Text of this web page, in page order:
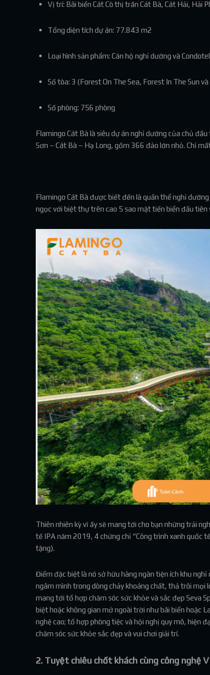
Vị trí: Bãi biển Cát Cò thị trấn Cát Bà, Cát Hải, Hải
Tổng diện tích dự án: 77.843 m2
Loại hình sản phẩm: Căn hộ nghỉ dưỡng và Condotel
Số tòa: 3 (Forest On The Sea, Forest In The Sun
Số phòng: 756 phòng
Flamingo Cát Bà là siêu dự án nghỉ dưỡng của chủ
Sơn – Cát Bà – Hạ Long, gồm 366 đảo lớn nhỏ. Chỉ
Flamingo Cát Bà được biết đến là quần thể nghỉ
ngọc với biệt thự trên cao 5 sao mặt tiền biển đầu tiên
Thiên nhiên kỳ vĩ ấy sẽ mang tới cho bạn những trải
tế IPA năm 2019, 4 chứng chỉ “Công trình xanh quốc
tặng).
Điểm đặc biệt là nó sở hữu hàng ngàn tiện ích khu
ngâm mình trong dòng chảy khoáng chất, thả trôi mọi
mang tới tổ hợp chăm sóc sức khỏe và sắc đẹp Seva
biệt hoặc không gian mở ngoài trời như bãi biển hoặc
nghệ cao; tổ hợp phòng tiệc và hội nghị quy mô, hiện
chăm sóc sức khỏe sắc đẹp và vui chơi giải trí.
2. Tuyệt chiêu chốt khách cùng công nghệ